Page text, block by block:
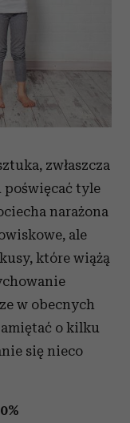
zwłaszcza
poświęcać tyle
narażona
ale
które wiążą
w obecnych
o kilku
się nieco